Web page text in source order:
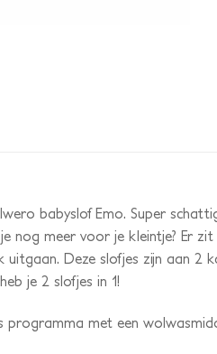
babyslof Emo. Super
nog meer voor je kleintje? Er
uitgaan. Deze slofjes zijn aan 2
je 2 slofjes in 1!
programma met een